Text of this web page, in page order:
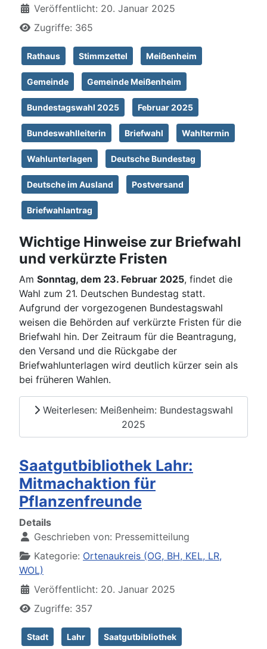
Veröffentlicht: 20. Januar 2025
Zugriffe: 365
Rathaus Stimmzettel Meißenheim
Gemeinde Gemeinde Meißenheim
Bundestagswahl 2025 Februar 2025
Bundeswahlleiterin Briefwahl Wahltermin
Wahlunterlagen Deutsche Bundestag
Deutsche im Ausland Postversand
Briefwahlantrag
Wichtige Hinweise zur Briefwahl
und verkürzte Fristen
Am Sonntag, dem 23. Februar 2025, findet die
Wahl zum 21. Deutschen Bundestag statt.
Aufgrund der vorgezogenen Bundestagswahl
weisen die Behörden auf verkürzte Fristen für die
Briefwahl hin. Der Zeitraum für die Beantragung,
den Versand und die Rückgabe der
Briefwahlunterlagen wird deutlich kürzer sein als
bei früheren Wahlen.
Weiterlesen: Meißenheim: Bundestagswahl
2025
Saatgutbibliothek Lahr:
Mitmachaktion für
Pflanzenfreunde
Details
Geschrieben von: Pressemitteilung
Kategorie: Ortenaukreis (OG, BH, KEL, LR,
WOL)
Veröffentlicht: 20. Januar 2025
Zugriffe: 357
Stadt Lahr Saatgutbibliothek